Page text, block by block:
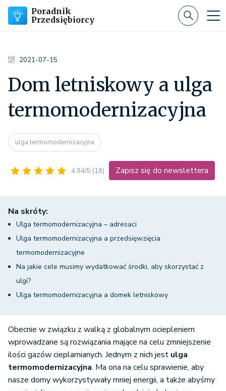
Poradnik
Przedsiębiorcy
2021-07-15
Dom letniskowy a ulga
termomodernizacyjna
ulga termomodernizacyjna
4.94/5 (18) Zapisz się do newslettera
Na skróty:
Ulga termomodernizacyjna – adresaci
Ulga termomodernizacyjna a przedsięwzięcia
termomodernizacyjne
Na jakie cele musimy wydatkować środki, aby skorzystać z
ulgi?
Ulga termomodernizacyjna a domek letniskowy
Obecnie w związku z walką z globalnym ociepleniem
wprowadzane są rozwiązania mające na celu zmniejszenie
ilości gazów cieplarnianych. Jednym z nich jest ulga
termomodernizacyjna. Ma ona na celu sprawienie, aby
nasze domy wykorzystywały mniej energii, a także abyśmy